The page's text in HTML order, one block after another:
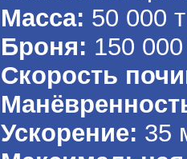
Масса: 50 000 т
Броня: 150 000
Скорость
Ускорение: 35